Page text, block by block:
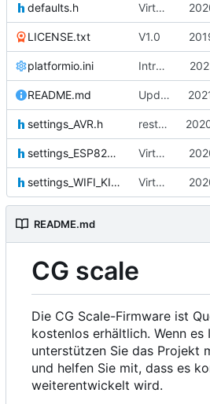
defaults.h Virtual weights built in
LICENSE.txt V1.0
platformio.ini Introduce platformio as build system
README.md Update README.md
settings_AVR.h restructured
settings_ESP8266.h Virtual weights built in
settings_WIFI_KIT_8.h Virtual weights built in
README.md
CG scale
Die CG Scale-Firmware ist
kostenlos erhältlich. Wenn es
unterstützen Sie das Projekt
und helfen Sie mit, dass es
weiterentwickelt wird.